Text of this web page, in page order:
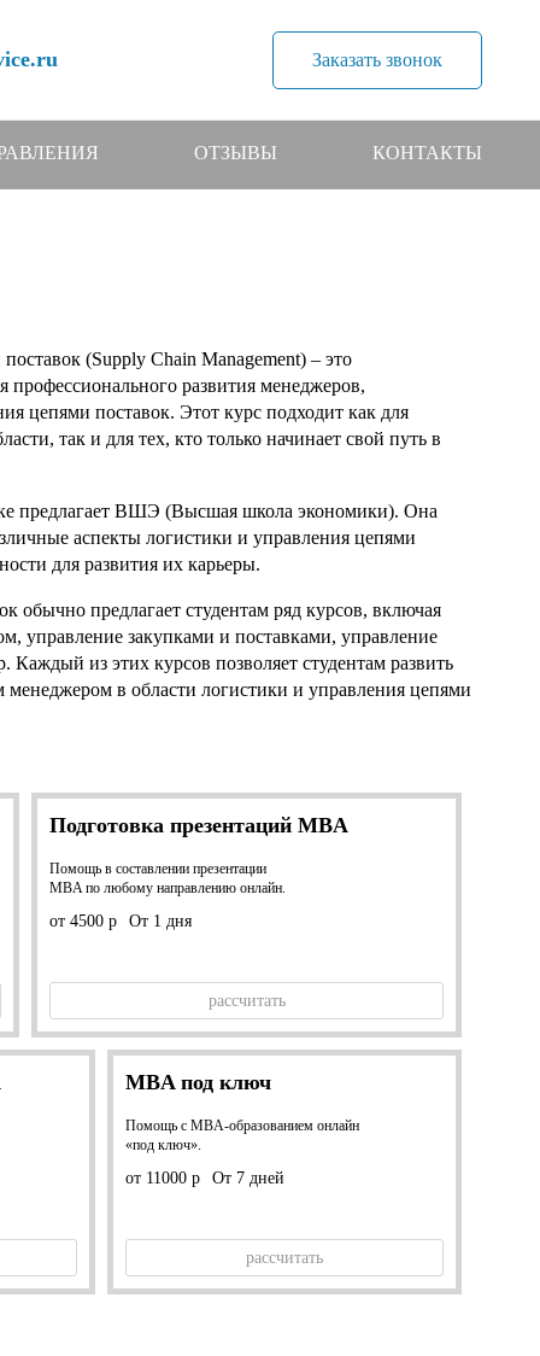
Заказать звонок
ОТЗЫВЫ КОНТАКТЫ
(Supply Chain Management) – это
профессионального развития менеджеров,
цепями поставок. Этот курс подходит как для
так и для тех, кто только начинает свой путь в
предлагает ВШЭ (Высшая школа экономики). Она
аспекты логистики и управления цепями
для развития их карьеры.
обычно предлагает студентам ряд курсов, включая
управление закупками и поставками, управление
Каждый из этих курсов позволяет студентам развить
в области логистики и управления цепями
Подготовка презентаций MBA
Помощь в составлении презентации
MBA по любому направлению онлайн.
от 4500 р От 1 дня
рассчитать
MBA под ключ
Помощь с MBA-образованием онлайн
«под ключ».
от 11000 р От 7 дней
рассчитать